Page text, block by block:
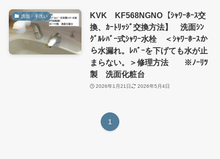
洗面・手洗い
KVK KF568NGNO【ｼｬﾜｰﾎｰｽ交
換、ｶｰﾄﾘｯｼﾞ交換方法】 洗面ｼﾝ
ｸﾞﾙﾚﾊﾞｰ式ｼｬﾜｰ水栓 ＜ｼｬﾜｰﾎｰｽか
ら水漏れ。ﾚﾊﾞｰを下げても水が止
まらない。＞修理方法 ※ﾉｰﾘﾂ
製 洗面化粧台
2026年1月21日 2026年5月4日
1